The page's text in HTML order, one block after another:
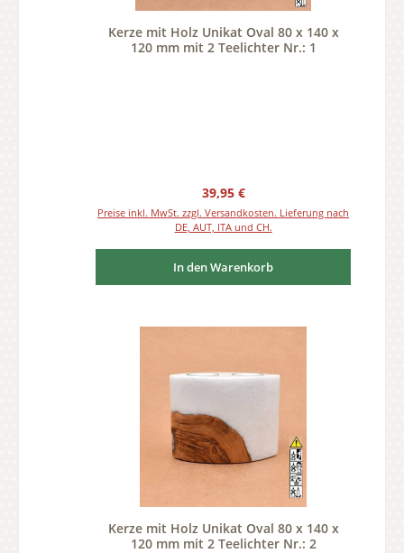
Kerze mit Holz Unikat Oval 80 x 140 x
120 mm mit 2 Teelichter Nr.: 1
Regulärer Preis:
39,95 €
Preise inkl. MwSt. zzgl. Versandkosten. Lieferung nach
DE, AUT, ITA und CH.
In den Warenkorb
Kerze mit Holz Unikat Oval 80 x 140 x
120 mm mit 2 Teelichter Nr.: 2